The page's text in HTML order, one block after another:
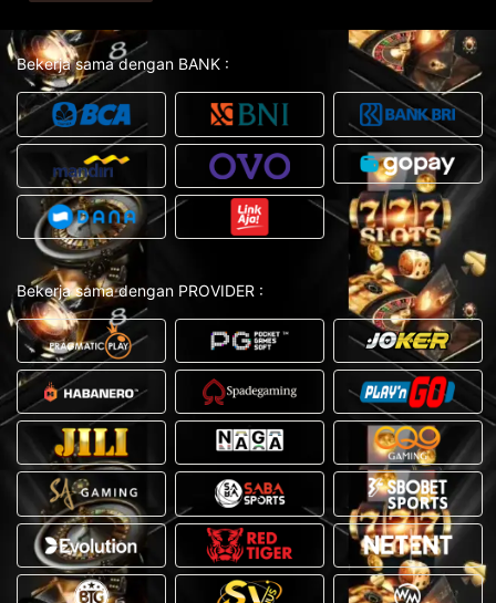
Bekerja sama dengan BANK :
Bekerja sama dengan PROVIDER :